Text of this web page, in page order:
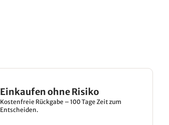
Einkaufen ohne Risiko
Kostenfreie Rückgabe – 100 Tage Zeit zum
Entscheiden.